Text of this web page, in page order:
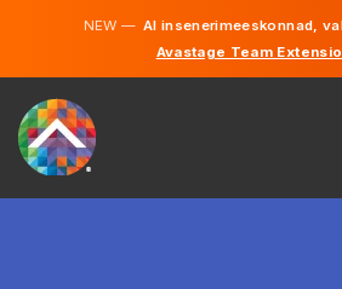
NEW —AI insenerimeeskonnad,
Avastage Team